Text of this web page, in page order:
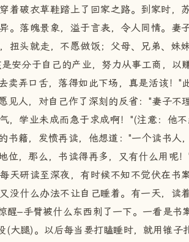
着破衣草鞋踏上了回家之路。到家时，
。落魄景象，溢于言表，令人同情。妻
扭头就走，不愿做饭；父母、兄弟、妹
安分于自己的产业，努力从事工商，以
卖弄口舌，落得如此下场，真是活该！"
见人，对自己作了深刻的反省："妻子不
，学业未成而急于求成啊！"(注意：他
书籍，发愤再读，他想道："一个读书人
位，那么，书读得再多，又有什么用呢
天研读至深夜，有时候不知不觉伏在书
没什么办法不让自己睡着。有一天，读
醒–手臂被什么东西刺了一下。一看是书
(大腿)。以后每当要打瞌睡时，就用锥子